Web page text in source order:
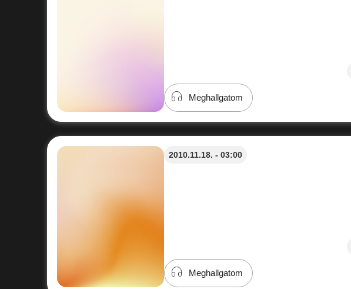
Meghallgatom
2010.11.18. - 03:00
Meghallgatom